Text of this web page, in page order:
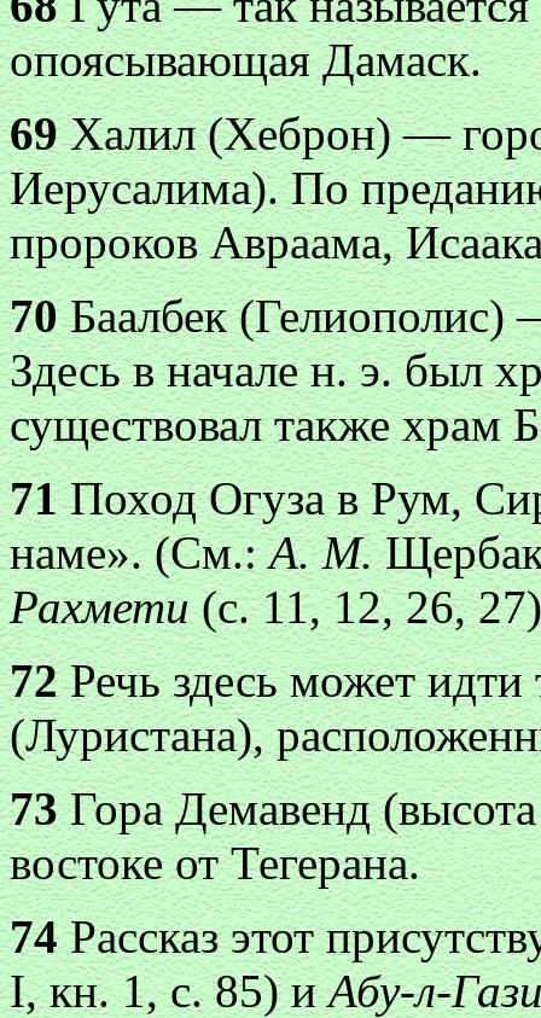
опоясывающая Дамаск.
69Халил (Хеброн) —
Иерусалима). По
пророков Авраама,
70Баалбек (Гелиополис)
Здесь в начале н. э. был
существовал также храм
71Поход Огуза в Рум,
наме». (См.:А. М.
Рахмети(с. 11, 12, 26,
72Речь здесь может идти
(Луристана),
73Гора Демавенд
востоке от Тегерана.
74Рассказ этот
I, кн. 1, с. 85) иАбу-л-